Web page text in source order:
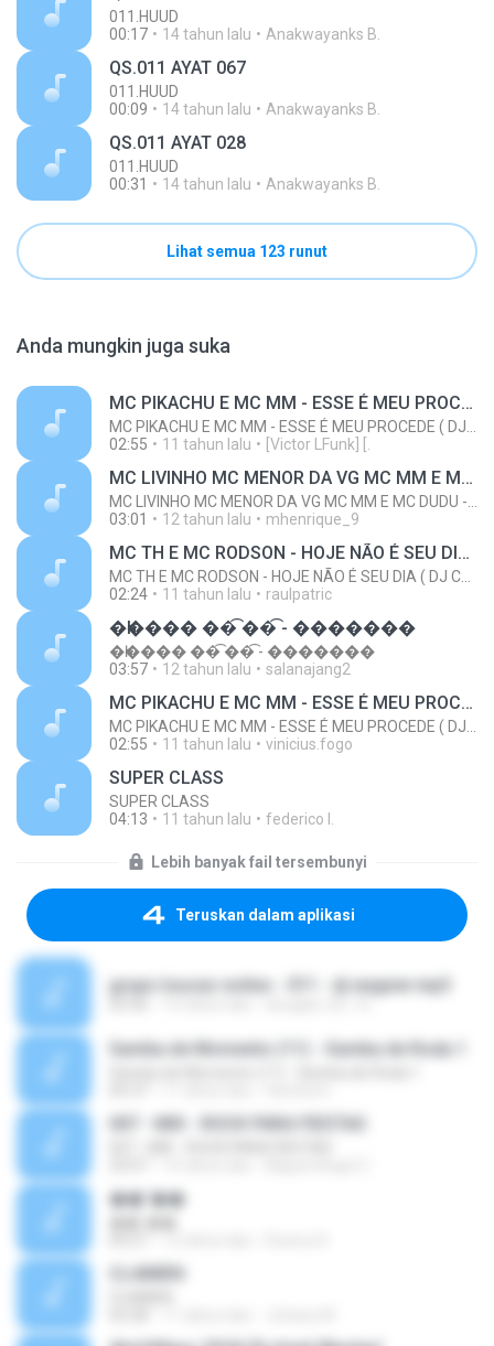
011.HUUD
00:17
14 tahun lalu Anakwayanks B.
QS.011 AYAT 067
011.HUUD
00:09
14 tahun lalu Anakwayanks B.
QS.011 AYAT 028
011.HUUD
00:31
14 tahun lalu Anakwayanks B.
Lihat semua 123 runut
Anda mungkin juga suka
MC PIKACHU E MC MM - ESSE É MEU PROCEDE ( DJ CARLINHOS DA S.R )
02:55
11 tahun lalu [Victor LFunk] [.
MC LIVINHO MC MENOR DA VG MC MM E MC DUDU - TREINAMENTO DAS PEPECA ( DJ CARLINHOS DA S.R )
03:01
12 tahun lalu mhenrique_9
MC TH E MC RODSON - HOJE NÃO É SEU DIA ( DJ CARLINHOS DA S.R )
02:24
11 tahun lalu raulpatric
�һ���� ��͡ ��͡ - �������
�һ���� ��͡ ��͡ - �������
03:57
12 tahun lalu salanajang2
MC PIKACHU E MC MM - ESSE É MEU PROCEDE ( DJ CARLINHOS DA S.R )
02:55
11 tahun lalu vinicius.fogo
SUPER CLASS
SUPER CLASS
04:13
11 tahun lalu federico I.
Lebih banyak fail tersembunyi
Teruskan dalam aplikasi
grupo loucas noites - 011 - dj wagner.mp3
Samba de Momento (11) - Samba de Roda 1
��˹��
CLAIMEN